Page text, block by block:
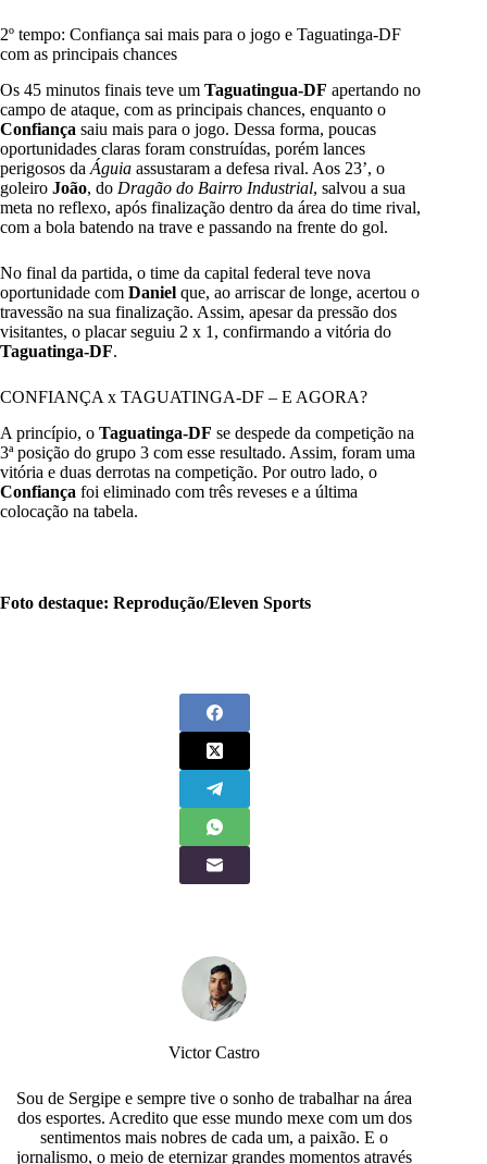
2º tempo: Confiança sai mais para o jogo e Taguatinga-DF
com as principais chances
Os 45 minutos finais teve um Taguatingua-DF apertando no
campo de ataque, com as principais chances, enquanto o
Confiança saiu mais para o jogo. Dessa forma, poucas
oportunidades claras foram construídas, porém lances
perigosos da Águia assustaram a defesa rival. Aos 23’, o
goleiro João, do Dragão do Bairro Industrial, salvou a sua
meta no reflexo, após finalização dentro da área do time rival,
com a bola batendo na trave e passando na frente do gol.
No final da partida, o time da capital federal teve nova
oportunidade com Daniel que, ao arriscar de longe, acertou o
travessão na sua finalização. Assim, apesar da pressão dos
visitantes, o placar seguiu 2 x 1, confirmando a vitória do
Taguatinga-DF.
CONFIANÇA x TAGUATINGA-DF – E AGORA?
A princípio, o Taguatinga-DF se despede da competição na
3ª posição do grupo 3 com esse resultado. Assim, foram uma
vitória e duas derrotas na competição. Por outro lado, o
Confiança foi eliminado com três reveses e a última
colocação na tabela.
Foto destaque: Reprodução/Eleven Sports
Victor Castro
Sou de Sergipe e sempre tive o sonho de trabalhar na área
dos esportes. Acredito que esse mundo mexe com um dos
sentimentos mais nobres de cada um, a paixão. E o
jornalismo, o meio de eternizar grandes momentos através